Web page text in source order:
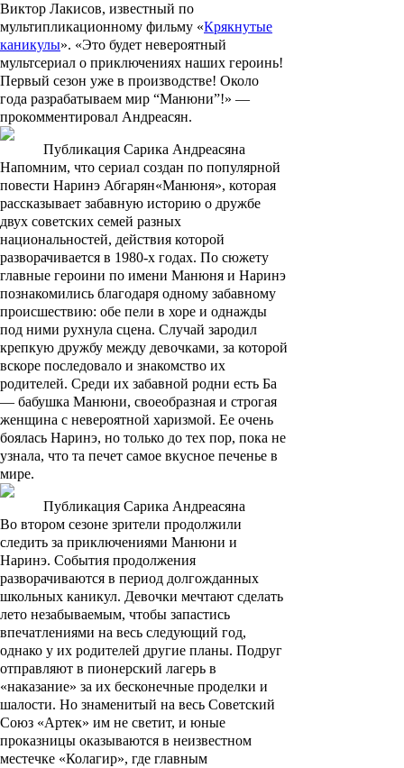
Виктор Лакисов, известный по
мультипликационному фильму «Крякнутые
каникулы». «Это будет невероятный
мультсериал о приключениях наших героинь!
Первый сезон уже в производстве! Около
года разрабатываем мир “Манюни”!» —
прокомментировал Андреасян.
Публикация Сарика Андреасяна
Напомним, что сериал создан по популярной
повести Наринэ Абгарян«Манюня», которая
рассказывает забавную историю о дружбе
двух советских семей разных
национальностей, действия которой
разворачивается в 1980-х годах. По сюжету
главные героини по имени Манюня и Наринэ
познакомились благодаря одному забавному
происшествию: обе пели в хоре и однажды
под ними рухнула сцена. Случай зародил
крепкую дружбу между девочками, за которой
вскоре последовало и знакомство их
родителей. Среди их забавной родни есть Ба
— бабушка Манюни, своеобразная и строгая
женщина с невероятной харизмой. Ее очень
боялась Наринэ, но только до тех пор, пока не
узнала, что та печет самое вкусное печенье в
мире.
Публикация Сарика Андреасяна
Во втором сезоне зрители продолжили
следить за приключениями Манюни и
Наринэ. События продолжения
разворачиваются в период долгожданных
школьных каникул. Девочки мечтают сделать
лето незабываемым, чтобы запастись
впечатлениями на весь следующий год,
однако у их родителей другие планы. Подруг
отправляют в пионерский лагерь в
«наказание» за их бесконечные проделки и
шалости. Но знаменитый на весь Советский
Союз «Артек» им не светит, и юные
проказницы оказываются в неизвестном
местечке «Колагир», где главным